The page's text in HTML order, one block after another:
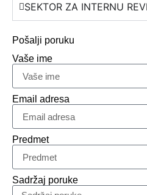
SEKTOR ZA INTERNU
Pošalji poruku
Vaše ime
Email adresa
Predmet
Sadržaj poruke